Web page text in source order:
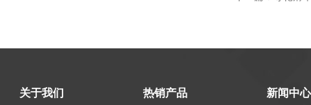
关于我们 热销产品 新闻中心